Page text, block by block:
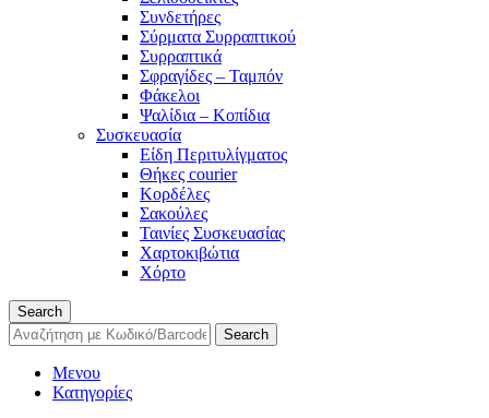
Συνδετήρες
Σύρματα Συρραπτικού
Συρραπτικά
Σφραγίδες – Ταμπόν
Φάκελοι
Ψαλίδια – Κοπίδια
Συσκευασία
Είδη Περιτυλίγματος
Θήκες courier
Κορδέλες
Σακούλες
Ταινίες Συσκευασίας
Χαρτοκιβώτια
Χόρτο
Search
Search
Μενου
Κατηγορίες